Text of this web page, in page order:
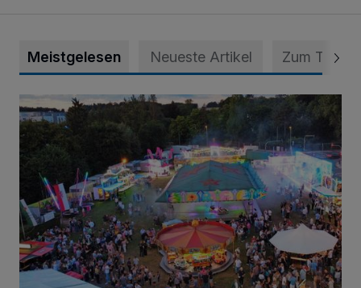
Meistgelesen Neueste Artikel Zum Thema
Vier Tage mit vollem Programm